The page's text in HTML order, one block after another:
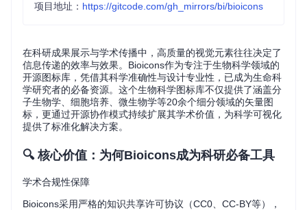
项目地址： https://gitcode.com/gh_mirrors/bi/bioicons
在科研成果展示与学术传播中，高质量的视觉元素往往决定了
信息传递的效率与效果。Bioicons作为专注于生物科学领域的
开源图标库，凭借其科学准确性与设计专业性，已成为生命科
学研究者的必备资源。这个生物科学图标库不仅提供了涵盖分
子生物学、细胞培养、微生物学等20余个细分领域的矢量图
标，更通过开源协作模式持续扩展其学术价值，为科学可视化
提供了标准化解决方案。
🔍 核心价值：为何Bioicons成为科研必备工具
学术合规性保障
Bioicons采用严格的知识共享许可协议（CC0、CC-BY等），